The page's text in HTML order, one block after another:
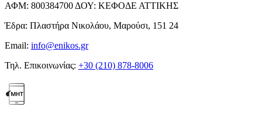
ΑΦΜ: 800384700 ΔΟΥ: ΚΕΦΟΔΕ ΑΤΤΙΚΗΣ
Έδρα: Πλαστήρα Νικολάου, Μαρούσι, 151 24
Email: info@enikos.gr
Τηλ. Επικοινωνίας: +30 (210) 878-8006